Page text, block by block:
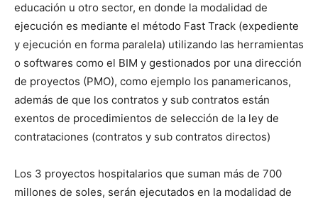
educación u otro sector, en donde la modalidad de
ejecución es mediante el método Fast Track (expediente
y ejecución en forma paralela) utilizando las herramientas
o softwares como el BIM y gestionados por una dirección
de proyectos (PMO), como ejemplo los panamericanos,
además de que los contratos y sub contratos están
exentos de procedimientos de selección de la ley de
contrataciones (contratos y sub contratos directos)
Los 3 proyectos hospitalarios que suman más de 700
millones de soles, serán ejecutados en la modalidad de